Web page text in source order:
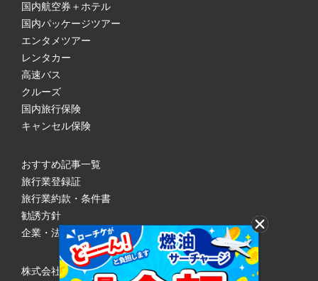
国内航空券＋ホテル
国内パッケージツアー
エンタメツアー
レンタカー
高速バス
クルーズ
国内旅行保険
キャンセル保険
おすすめ記事一覧
旅行業登録証
旅行業約款・条件書
勧誘方針
企業・法人のみなさまへ
株式会社ローソンエンタテインメント